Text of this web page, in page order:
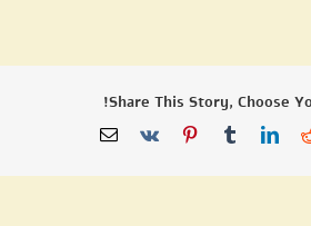
Share This Story, Choose
Reddit
LinkedIn
Tumblr
Pinterest
Vk
כתובת